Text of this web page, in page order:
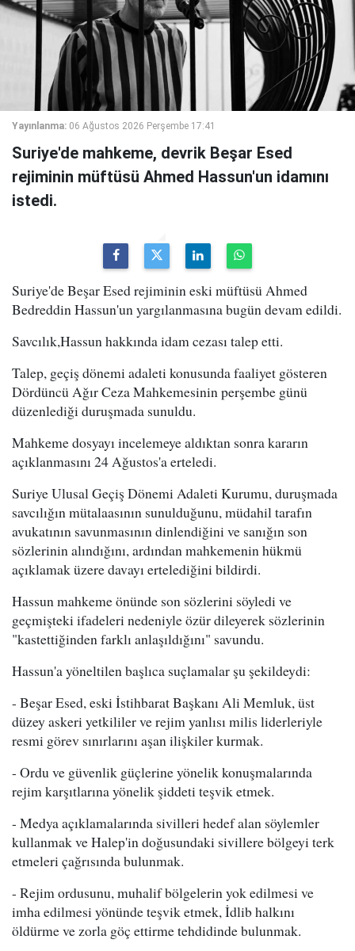
Yayınlanma: 06 Ağustos 2026 Perşembe 17:41
Suriye'de mahkeme, devrik Beşar Esed
rejiminin müftüsü Ahmed Hassun'un idamını
istedi.
Suriye'de Beşar Esed rejiminin eski müftüsü Ahmed
Bedreddin Hassun'un yargılanmasına bugün devam edildi.
Savcılık,Hassun hakkında idam cezası talep etti.
Talep, geçiş dönemi adaleti konusunda faaliyet gösteren
Dördüncü Ağır Ceza Mahkemesinin perşembe günü
düzenlediği duruşmada sunuldu.
Mahkeme dosyayı incelemeye aldıktan sonra kararın
açıklanmasını 24 Ağustos'a erteledi.
Suriye Ulusal Geçiş Dönemi Adaleti Kurumu, duruşmada
savcılığın mütalaasının sunulduğunu, müdahil tarafın
avukatının savunmasının dinlendiğini ve sanığın son
sözlerinin alındığını, ardından mahkemenin hükmü
açıklamak üzere davayı ertelediğini bildirdi.
Hassun mahkeme önünde son sözlerini söyledi ve
geçmişteki ifadeleri nedeniyle özür dileyerek sözlerinin
"kastettiğinden farklı anlaşıldığını" savundu.
Hassun'a yöneltilen başlıca suçlamalar şu şekildeydi:
- Beşar Esed, eski İstihbarat Başkanı Ali Memluk, üst
düzey askeri yetkililer ve rejim yanlısı milis liderleriyle
resmi görev sınırlarını aşan ilişkiler kurmak.
- Ordu ve güvenlik güçlerine yönelik konuşmalarında
rejim karşıtlarına yönelik şiddeti teşvik etmek.
- Medya açıklamalarında sivilleri hedef alan söylemler
kullanmak ve Halep'in doğusundaki sivillere bölgeyi terk
etmeleri çağrısında bulunmak.
- Rejim ordusunu, muhalif bölgelerin yok edilmesi ve
imha edilmesi yönünde teşvik etmek, İdlib halkını
öldürme ve zorla göç ettirme tehdidinde bulunmak.